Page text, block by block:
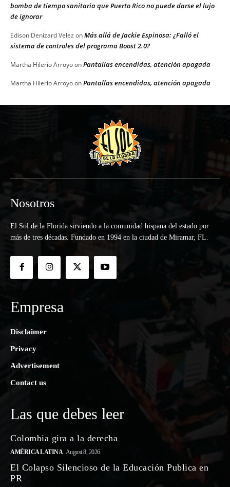
bomba de tiempo sanitaria que Puerto Rico no puede darse el lujo
de ignorar
Edison Denizard Velez onMás allá de Jackie Espinosa: ¿Falló el
sistema de controles del programa Boost 2.0?
Martha Hilerio ArroyoonPantallas encendidas, atención apagada
Martha Hilerio ArroyoonPantallas encendidas, atención apagada
Nosotros
El Sol de la Florida sirviendo a la comunidad hispana del estado por
más de tres décadas. Fundado en 1994 en la ciudad de Miramar, FL.
Empresa
Disclaimer
Privacy
Advertisement
Contact us
Las que debes leer
Colombia gira a la derecha
AMÉRICA LATINA August 8, 2026
El Colapso Silencioso de la Educación Publica en
PR